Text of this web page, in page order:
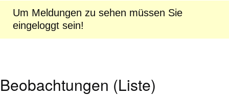
Um Meldungen zu sehen müssen Sie
eingeloggt sein!
Beobachtungen (Liste)